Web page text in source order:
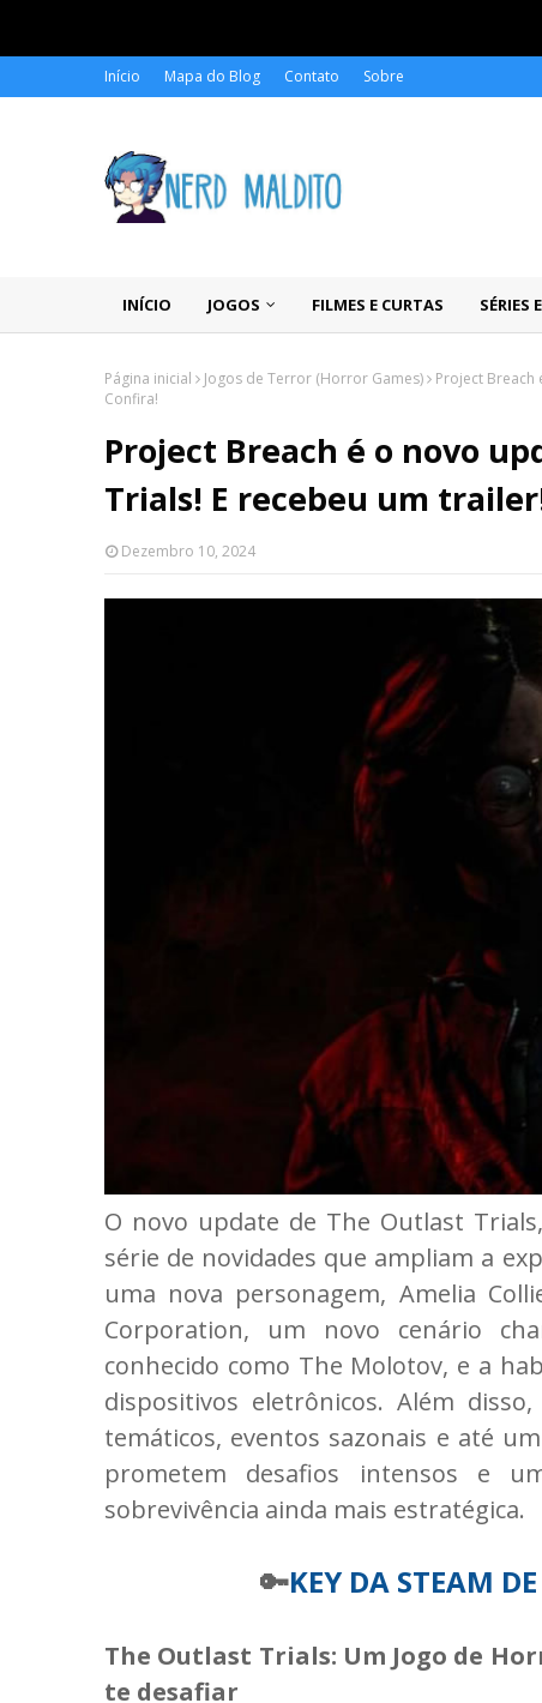
Início Mapa do Blog Contato Sobre
INÍCIO JOGOS FILMES E CURTAS SÉRIES
Página inicial Jogos de Terror (Horror Games)
Project Breach
Confira!
Project Breach é o novo
Trials! E recebeu um
Dezembro 10, 2024
O novo update de The Outlast
série de novidades que ampliam a
uma nova personagem, Amelia
Corporation, um novo cenário
conhecido como The Molotov, e a
dispositivos eletrônicos. Além
temáticos, eventos sazonais e até
prometem desafios intensos e
sobrevivência ainda mais estratégica.
🔑KEY DA STEAM
The Outlast Trials: Um Jogo de
te desafiar